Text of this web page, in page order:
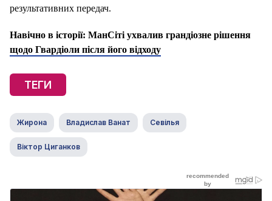
результативних передач.
Навічно в історії: МанСіті ухвалив грандіозне рішення
щодо Гвардіоли після його відходу
ТЕГИ
Жирона Владислав Ванат Севілья
Віктор Циганков